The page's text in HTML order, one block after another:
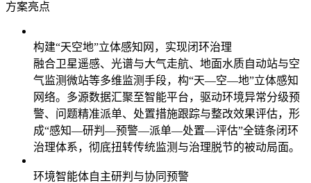
方案亮点
构建“天空地”立体感知网，实现闭环治理
融合卫星遥感、光谱与大气走航、地面水质自动站与空
气监测微站等多维监测手段，构“天—空—地”立体感知
网络。多源数据汇聚至智能平台，驱动环境异常分级预
警、问题精准派单、处置措施跟踪与整改效果评估，形
成“感知—研判—预警—派单—处置—评估”全链条闭环
治理体系，彻底扭转传统监测与治理脱节的被动局面。
环境智能体自主研判与协同预警